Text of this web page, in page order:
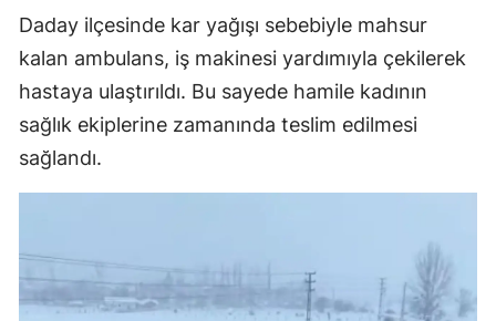
Daday ilçesinde kar yağışı sebebiyle mahsur
kalan ambulans, iş makinesi yardımıyla çekilerek
hastaya ulaştırıldı. Bu sayede hamile kadının
sağlık ekiplerine zamanında teslim edilmesi
sağlandı.